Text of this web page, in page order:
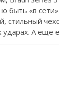
быть «в
стильный
А еще